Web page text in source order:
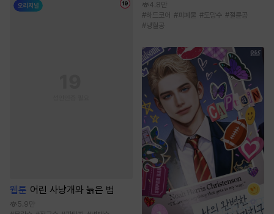
웹툰 어린 사냥개와 늙은 범
5.9만
4.8만
#하드코어 #피폐물 #도망수 #절륜공
#냉혈공